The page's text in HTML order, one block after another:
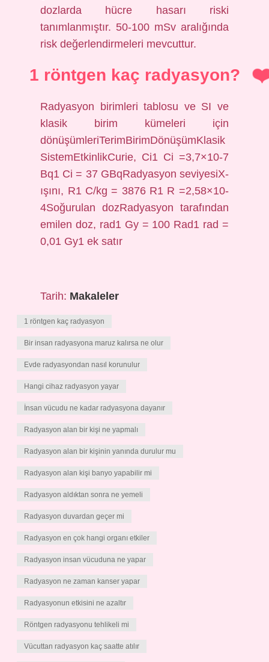
dozlarda hücre hasarı riski
tanımlanmıştır. 50-100 mSv aralığında
risk değerlendirmeleri mevcuttur.
1 röntgen kaç radyasyon?
Radyasyon birimleri tablosu ve SI ve
klasik birim kümeleri için
dönüşümleriTerimBirimDönüşümKlasik
SistemEtkinlikCurie, Ci1 Ci =3,7×10-7
Bq1 Ci = 37 GBqRadyasyon seviyesiX-
ışını, R1 C/kg = 3876 R1 R =2,58×10-
4Soğurulan dozRadyasyon tarafından
emilen doz, rad1 Gy = 100 Rad1 rad =
0,01 Gy1 ek satır
Tarih: Makaleler
1 röntgen kaç radyasyon
Bir insan radyasyona maruz kalırsa ne olur
Evde radyasyondan nasıl korunulur
Hangi cihaz radyasyon yayar
İnsan vücudu ne kadar radyasyona dayanır
Radyasyon alan bir kişi ne yapmalı
Radyasyon alan bir kişinin yanında durulur mu
Radyasyon alan kişi banyo yapabilir mi
Radyasyon aldıktan sonra ne yemeli
Radyasyon duvardan geçer mi
Radyasyon en çok hangi organı etkiler
Radyasyon insan vücuduna ne yapar
Radyasyon ne zaman kanser yapar
Radyasyonun etkisini ne azaltır
Röntgen radyasyonu tehlikeli mi
Vücuttan radyasyon kaç saatte atılır